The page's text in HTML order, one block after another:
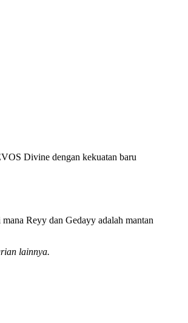
Divine dengan kekuatan baru
Reyy dan Gedayy adalah mantan
lainnya.